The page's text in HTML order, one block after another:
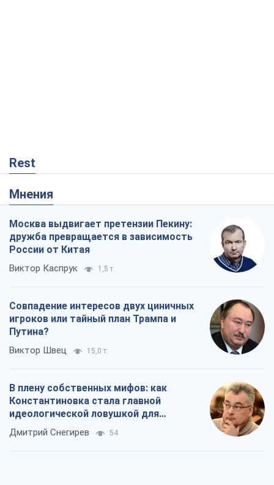
Rest
Мнения
Москва выдвигает претензии Пекину:
дружба превращается в зависимость
России от Китая
Виктор Каспрук 1,5 т.
Совпадение интересов двух циничных
игроков или тайный план Трампа и
Путина?
Виктор Швец 15,0 т.
В плену собственных мифов: как
Константиновка стала главной
идеологической ловушкой для
российских оккупантов
Дмитрий Снегирев 54